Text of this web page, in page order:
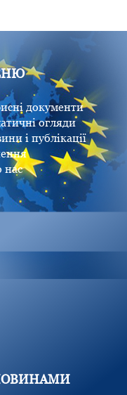
документи
огляди
і публікації
нас